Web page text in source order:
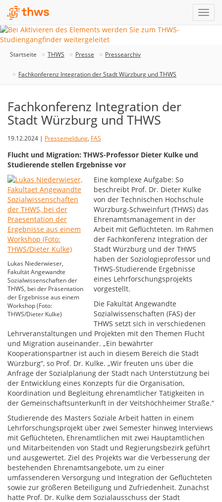
Startseite THWS Presse Pressearchiv
Fachkonferenz Integration der Stadt Würzburg und THWS
Fachkonferenz Integration der
Stadt Würzburg und THWS
19.12.2024 | Pressemeldung, FAS
Flucht und Migration: THWS-Professor Dieter Kulke und
Studierende stellen Ergebnisse vor
Lukas Niederwieser,
Fakultät Angewandte
Sozialwissenschaften der
THWS, bei der Präsentation
der Ergebnisse aus einem
Workshop (Foto:
THWS/Dieter Kulke)
Eine komplexe Aufgabe: So
beschreibt Prof. Dr. Dieter Kulke
von der Technischen Hochschule
Würzburg-Schweinfurt (THWS) das
Ehrenamtsmanagement in der
Arbeit mit Geflüchteten. Im Rahmen
der Fachkonferenz Integration der
Stadt Würzburg und der THWS
haben der Soziologieprofessor und
THWS-Studierende Ergebnisse
eines Lehrforschungsprojekts
vorgestellt.
Die Fakultät Angewandte
Sozialwissenschaften (FAS) der
THWS setzt sich in verschiedenen
Lehrveranstaltungen und Projekten mit den Themen Flucht
und Migration auseinander. „Ein bewährter
Kooperationspartner ist auch in diesem Bereich die Stadt
Würzburg“, so Prof. Dr. Kulke. „Wir freuten uns über die
Anfrage der Sozialplanung der Stadt nach Unterstützung bei
der Entwicklung eines Konzepts für die Organisation,
Koordination und Begleitung ehrenamtlicher Tätigkeiten in
der Gemeinschaftsunterkunft in der Veitshöchheimer Straße.“
Studierende des Masters Soziale Arbeit hatten in einem
Lehrforschungsprojekt über zwei Semester hinweg Interviews
mit Geflüchteten, Ehrenamtlichen mit zwei Hauptamtlichen
und Mitarbeitenden von Stadt und Regierungsbezirk geführt
und ausgewertet. Ziel des Projekts war die Verbesserung der
bestehenden Ehrenamtsangebote, um zu einer
umfassenderen Versorgung und Integration der Geflüchteten
sowie zur größeren Beteiligung und Zufriedenheit. Zunächst
hatte Prof. Dr. Kulke dem Sozialausschuss der Stadt